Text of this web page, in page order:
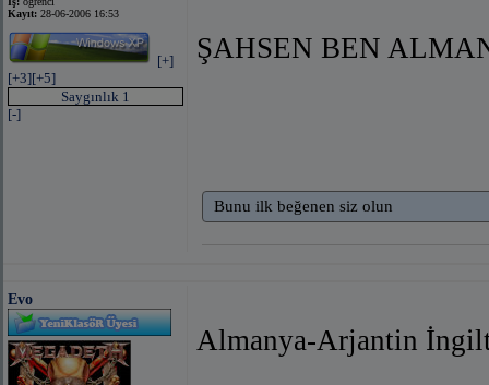
Kayıt: 28-06-2006 16:53
[+]
[+3][+5]
Saygınlık 1
[-]
ŞAHSEN BEN
Bunu ilk beğenen siz olun
Evo
Almanya-Arjantin